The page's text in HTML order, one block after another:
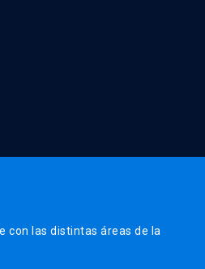
con las distintas áreas de la